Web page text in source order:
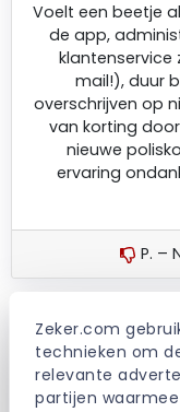
Zeker.com
technieken om
relevante
partijen
Voelt een beetje
de app,
klantenservice
mail!), duur
overschrijven op
van korting
nieuwe
ervaring
P. –
Slecht
contact
deze